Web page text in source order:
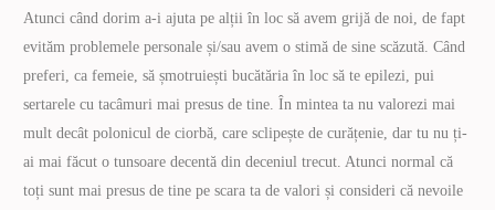
Atunci când dorim a-i ajuta pe alții în loc să avem grijă de noi, de fapt
evităm problemele personale și/sau avem o stimă de sine scăzută. Când
preferi, ca femeie, să șmotruiești bucătăria în loc să te epilezi, pui
sertarele cu tacâmuri mai presus de tine. În mintea ta nu valorezi mai
mult decât polonicul de ciorbă, care sclipește de curățenie, dar tu nu ți-
ai mai făcut o tunsoare decentă din deceniul trecut. Atunci normal că
toți sunt mai presus de tine pe scara ta de valori și consideri că nevoile